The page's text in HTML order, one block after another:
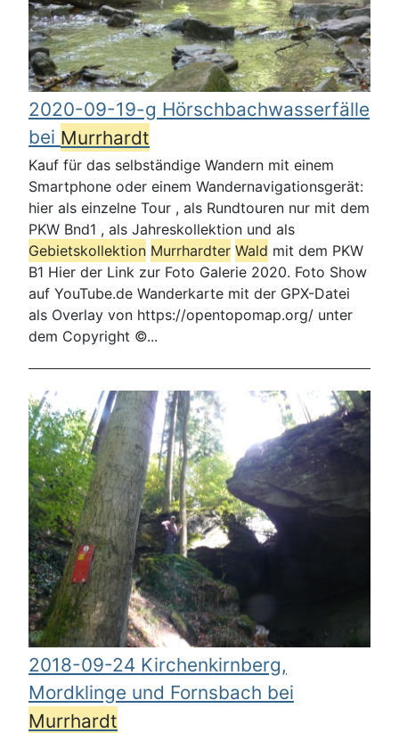
2020-09-19-g Hörschbachwasserfälle
bei Murrhardt
Kauf für das selbständige Wandern mit einem
Smartphone oder einem Wandernavigationsgerät:
hier als einzelne Tour , als Rundtouren nur mit dem
PKW Bnd1 , als Jahreskollektion und als
Gebietskollektion Murrhardter Wald mit dem PKW
B1 Hier der Link zur Foto Galerie 2020. Foto Show
auf YouTube.de Wanderkarte mit der GPX-Datei
als Overlay von https://opentopomap.org/ unter
dem Copyright ©...
2018-09-24 Kirchenkirnberg,
Mordklinge und Fornsbach bei
Murrhardt